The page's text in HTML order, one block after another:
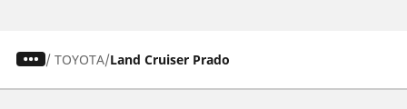
/ TOYOTA Land Cruiser Prado